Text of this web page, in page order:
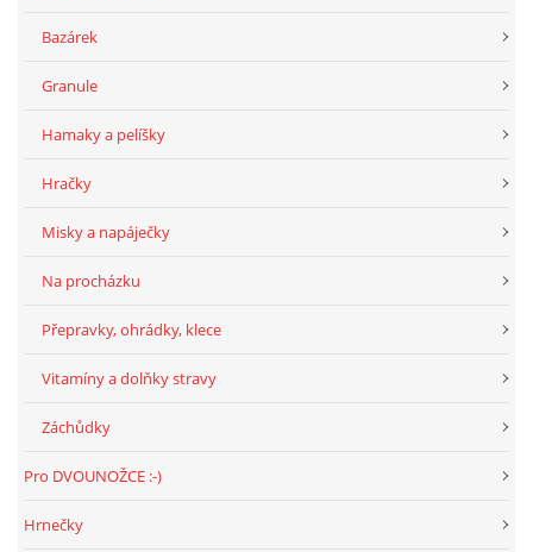
Bazárek
Granule
Hamaky a pelíšky
Hračky
Misky a napáječky
Na procházku
Přepravky, ohrádky, klece
Vitamíny a dolňky stravy
Záchůdky
Pro DVOUNOŽCE :-)
Hrnečky